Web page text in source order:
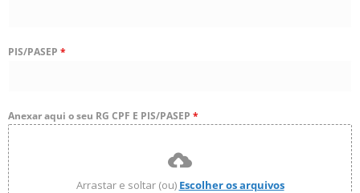
PIS/PASEP *
Anexar aqui o seu RG CPF E PIS/PASEP *
Arrastar e soltar (ou) Escolher os arquivos